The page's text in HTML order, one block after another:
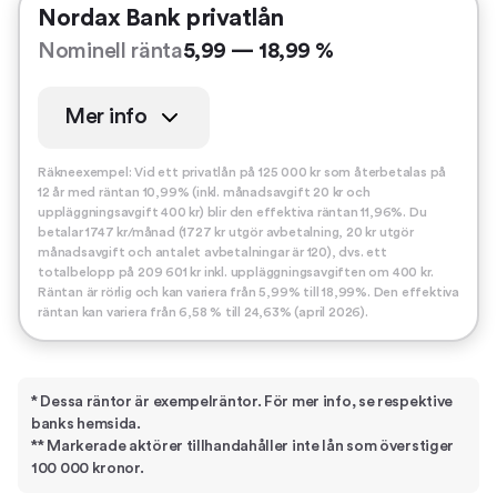
Nordax Bank privatlån
Nominell ränta5,99 — 18,99 %
Mer info
Räkneexempel: Vid ett privatlån på 125 000 kr som återbetalas på
12 år med räntan 10,99% (inkl. månadsavgift 20 kr och
uppläggningsavgift 400 kr) blir den effektiva räntan 11,96%. Du
betalar 1747 kr/månad (1727 kr utgör avbetalning, 20 kr utgör
månadsavgift och antalet avbetalningar är 120), dvs. ett
totalbelopp på 209 601 kr inkl. uppläggningsavgiften om 400 kr.
Räntan är rörlig och kan variera från 5,99% till 18,99%. Den effektiva
räntan kan variera från 6,58 % till 24,63% (april 2026).
* Dessa räntor är exempelräntor. För mer info, se respektive
banks hemsida.
** Markerade aktörer tillhandahåller inte lån som överstiger
100 000 kronor.